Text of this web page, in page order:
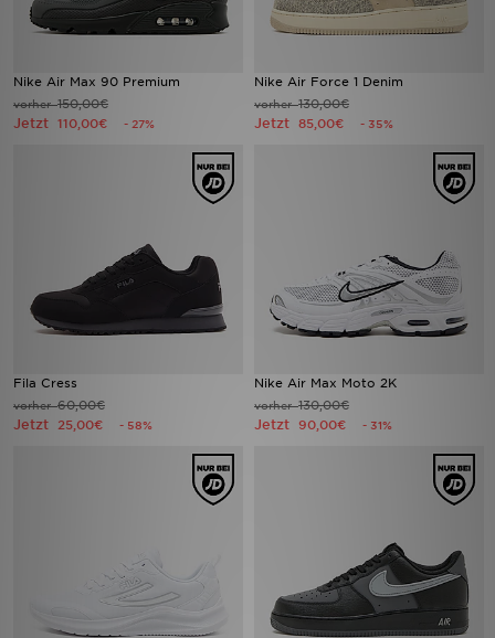
Nike Air Max 90 Premium
vorher150,00€
Jetzt 110,00€ - 27%
Nike Air Force 1 Denim
vorher130,00€
Jetzt 85,00€ - 35%
Fila Cress
vorher60,00€
Jetzt 25,00€ - 58%
Nike Air Max Moto 2K
vorher130,00€
Jetzt 90,00€ - 31%